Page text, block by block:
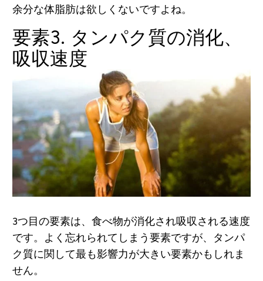
余分な体脂肪は欲しくないですよね。
要素3. タンパク質の消化、
吸収速度
3つ目の要素は、食べ物が消化され吸収される速度
です。よく忘れられてしまう要素ですが、タンパ
ク質に関して最も影響力が大きい要素かもしれま
せん。